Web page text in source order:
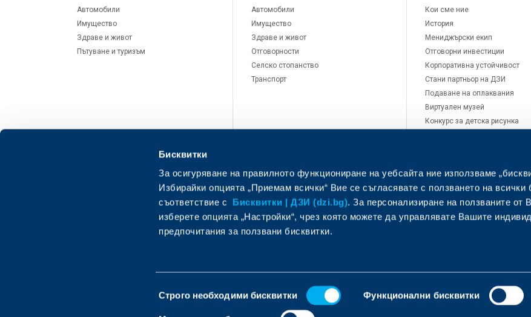
Бисквитки
За осигуряване на правилното функциониране на уебсайта ние използваме
Избирайки опцията „Приемам всички“ Вие се съгласявате с ползването на всички
съответствие с Бисквитки | ДЗИ (dzi.bg). За персонализиране на ползваните от
изберете опцията „Настройки“, чрез която можете да управлявате Вашите
предпочитания за ползвани бисквитки.
на
Строго необходими бисквитки Функционални бисквитки
Автомобили
Имущество
Здраве и живот
Пътуване и туризъм
Изпратете запитване
Автомобили
Имущество
Здраве и живот
Отговорности
Селско стопанство
Транспорт
Офиси и центрове за обслужване
Кои сме ние
История
Мениджърски екип
Отговорни инвестиции
Корпоративна устойчивост
Стани партньор на ДЗИ
Подаване на оплаквания
Виртуален музей
Конкурс за детска рисунка
Помощ при